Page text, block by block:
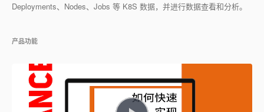
Deployments、Nodes、Jobs 等 K8S 数据，并进行数据查看和分析。
产品功能